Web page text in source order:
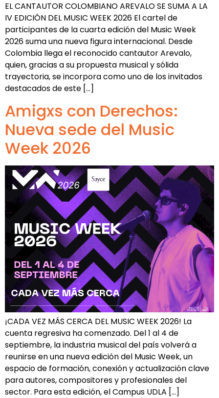
EL CANTAUTOR COLOMBIANO AREVALO SE SUMA A LA
IV EDICIÓN DEL MUSIC WEEK 2026 El cartel de
participantes de la cuarta edición del Music Week
2026 suma una nueva figura internacional. Desde
Colombia llega el reconocido cantautor Arevalo,
quien, gracias a su propuesta musical y sólida
trayectoria, se incorpora como uno de los invitados
destacados de este […]
Amigxs con Derechos:
Nueva sede del Music
Week 2026
¡CADA VEZ MÁS CERCA DEL MUSIC WEEK 2026! La
cuenta regresiva ha comenzado. Del 1 al 4 de
septiembre, la industria musical del país volverá a
reunirse en una nueva edición del Music Week, un
espacio de formación, conexión y actualización clave
para autores, compositores y profesionales del
sector. Para esta edición, el Campus UDLA […]